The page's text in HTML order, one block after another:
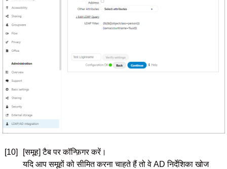
[10]
[समूह] टैब पर कॉन्फ़िगर करें।
यदि आप समूहों को सीमित करना चाहते हैं तो वे AD निर्देशिका खोज